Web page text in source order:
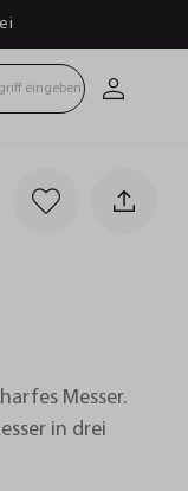
eingeben
Messer.
in drei